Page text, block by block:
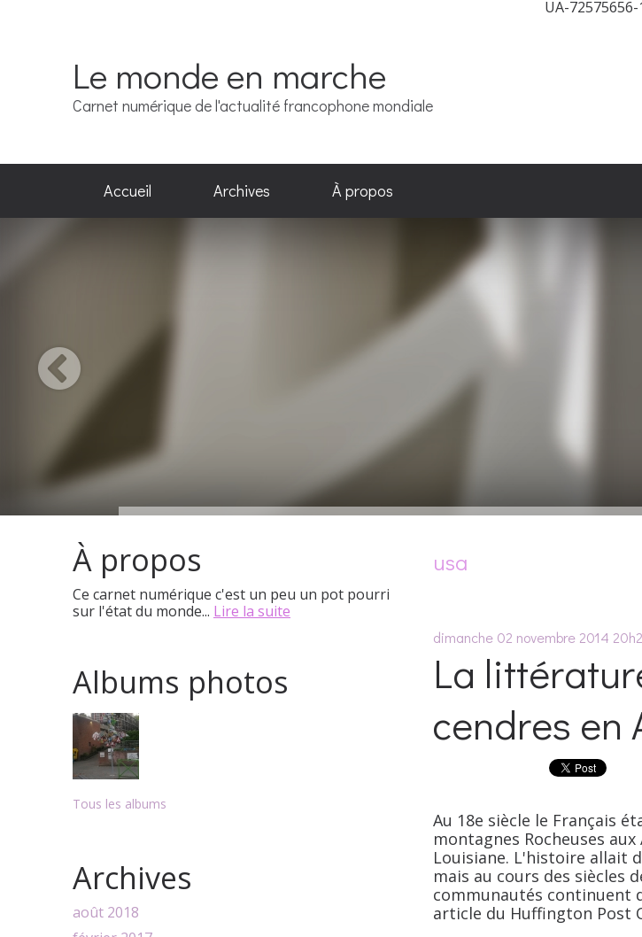
UA-72575656-
Le monde en marche
Carnet numérique de l'actualité francophone mondiale
Accueil Archives À propos
À propos
Ce carnet numérique c'est un peu un pot pourri
sur l'état du monde... Lire la suite
Albums photos
Tous les albums
Archives
août 2018
usa
dimanche 02 novembre 2014
La
cendres en
Au 18e siècle le Français
montagnes Rocheuses
Louisiane. L'histoire allait
mais au cours des siècles
communautés continuent
article du Huffington Post